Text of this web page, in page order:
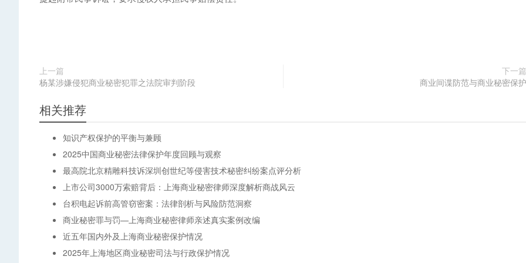
上一篇
杨某涉嫌侵犯商业秘密犯罪之法院审判阶段
下一篇
商业间谍防范与商业秘密保护
相关推荐
知识产权保护的平衡与兼顾
2025中国商业秘密法律保护年度回顾与观察
最高院北京精雕科技诉深圳创世纪等侵害技术秘密纠纷案点评分析
上市公司3000万索赔背后：上海商业秘密律师深度解析商战风云
台积电起诉前高管窃密案：法律剖析与风险防范洞察
商业秘密罪与罚—上海商业秘密律师亲述真实案例改编
近五年国内外及上海商业秘密保护情况
2025年上海地区商业秘密司法与行政保护情况